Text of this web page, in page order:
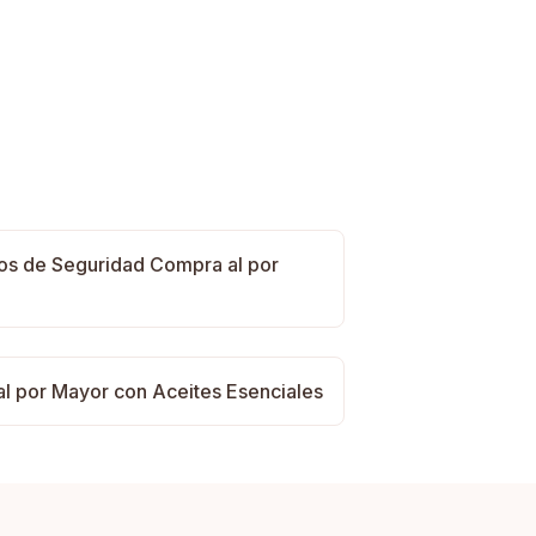
de Seguridad Compra al por
por Mayor con Aceites Esenciales